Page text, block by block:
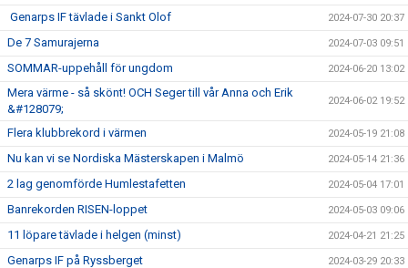
Genarps IF tävlade i Sankt Olof 2024-07-30 20:37
De 7 Samurajerna 2024-07-03 09:51
SOMMAR-uppehåll för ungdom 2024-06-20 13:02
Mera värme - så skönt! OCH Seger till vår Anna och Erik
&#128079;
2024-06-02 19:52
Flera klubbrekord i värmen 2024-05-19 21:08
Nu kan vi se Nordiska Mästerskapen i Malmö 2024-05-14 21:36
2 lag genomförde Humlestafetten 2024-05-04 17:01
Banrekorden RISEN-loppet 2024-05-03 09:06
11 löpare tävlade i helgen (minst) 2024-04-21 21:25
Genarps IF på Ryssberget 2024-03-29 20:33